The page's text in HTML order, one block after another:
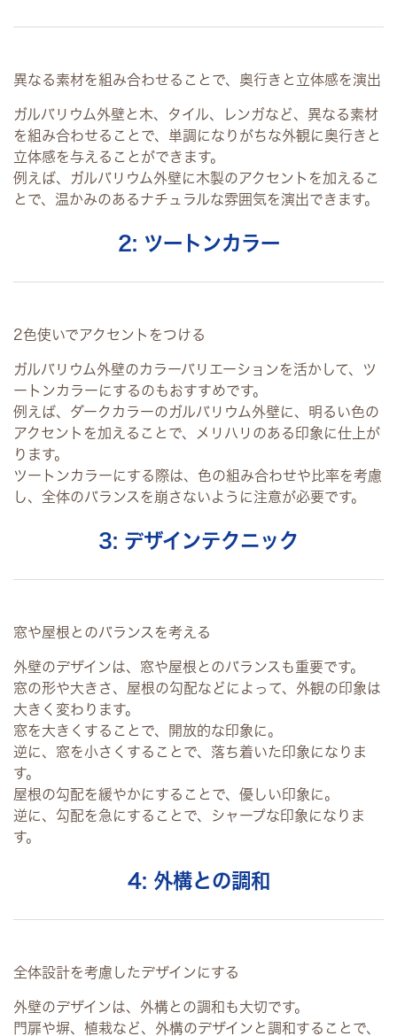
異なる素材を組み合わせることで、奥行きと立体感を演出
ガルバリウム外壁と木、タイル、レンガなど、異なる素材
を組み合わせることで、単調になりがちな外観に奥行きと
立体感を与えることができます。
例えば、ガルバリウム外壁に木製のアクセントを加えるこ
とで、温かみのあるナチュラルな雰囲気を演出できます。
2: ツートンカラー
2色使いでアクセントをつける
ガルバリウム外壁のカラーバリエーションを活かして、ツ
ートンカラーにするのもおすすめです。
例えば、ダークカラーのガルバリウム外壁に、明るい色の
アクセントを加えることで、メリハリのある印象に仕上が
ります。
ツートンカラーにする際は、色の組み合わせや比率を考慮
し、全体のバランスを崩さないように注意が必要です。
3: デザインテクニック
窓や屋根とのバランスを考える
外壁のデザインは、窓や屋根とのバランスも重要です。
窓の形や大きさ、屋根の勾配などによって、外観の印象は
大きく変わります。
窓を大きくすることで、開放的な印象に。
逆に、窓を小さくすることで、落ち着いた印象になりま
す。
屋根の勾配を緩やかにすることで、優しい印象に。
逆に、勾配を急にすることで、シャープな印象になりま
す。
4: 外構との調和
全体設計を考慮したデザインにする
外壁のデザインは、外構との調和も大切です。
門扉や塀、植栽など、外構のデザインと調和することで、